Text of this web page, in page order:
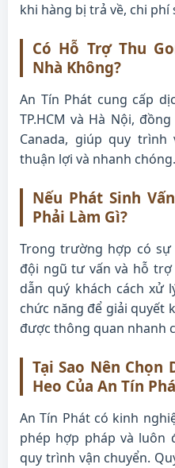
khi hàng bị trả về, chi
Có Hỗ Trợ Thu
Nhà Không?
An Tín Phát cung cấp
TP.HCM và Hà Nội,
Canada, giúp quy
thuận lợi và nhanh chóng.
Nếu Phát Sinh
Phải Làm Gì?
Trong trường hợp có
đội ngũ tư vấn và hỗ trợ
dẫn quý khách cách xử
chức năng để giải quyết
được thông quan nhanh
Tại Sao Nên Chọn
Heo Của An Tín
An Tín Phát có kinh
phép hợp pháp và luôn
quy trình vận chuyển.